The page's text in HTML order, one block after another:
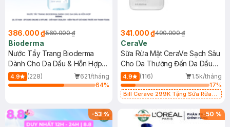
386.000 ₫560.000 ₫
Bioderma
Nước Tẩy Trang Bioderma
Dành Cho Da Dầu & Hỗn Hợp
500ml
4.9 (228)
621/tháng
64%
341.000 ₫490.000 ₫
CeraVe
Sữa Rửa Mặt CeraVe Sạch Sâu
Cho Da Thường Đến Da Dầu
473ml
4.9 (116)
1.5k/tháng
17%
Bill Cerave 299K Tặng Sữa Rửa
-53% -50 %